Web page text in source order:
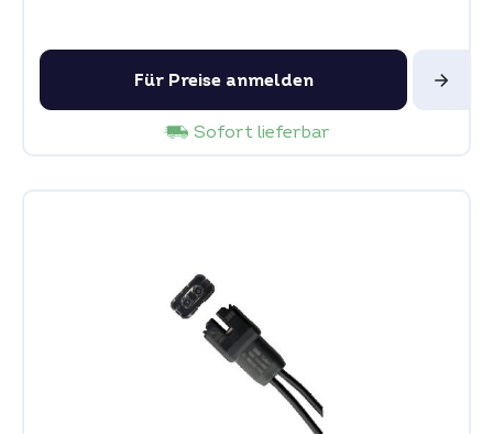
Für Preise anmelden
Sofort lieferbar